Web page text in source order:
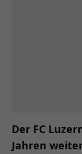
Der FC
Jahren